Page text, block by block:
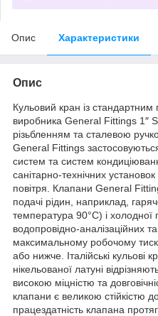
Опис Характеристики
Опис
Кульовий кран із стандартним
виробника General Fittings 1″
різьбленням та сталевою
General Fittings
систем та систем
санітарно-технічних
повітря. Клапани General
подачі рідин, наприклад,
температура 90°С) і холодної
водопровідно-аналізаційних
максимальному робочому
або нижче. Італійські кульові
нікельованої латуні
високою міцністю та
клапани є великою стійкістю
працездатність клапана